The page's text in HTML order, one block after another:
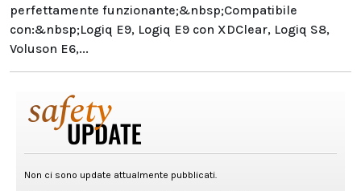
perfettamente funzionante;&nbsp;Compatibile
con:&nbsp;Logiq E9, Logiq E9 con XDClear, Logiq S8,
Voluson E6,...